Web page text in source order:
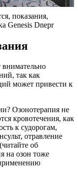
показания,
Genesis Dnepr
так как
может привести к
Озонотерапия не
кровотечения, как
к судорогам,
отравление
об
на озон тоже